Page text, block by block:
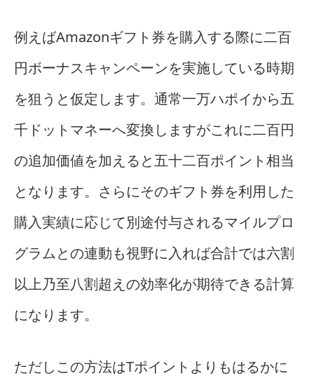
例えばAmazonギフト券を購入する際に二百
円ボーナスキャンペーンを実施している時期
を狙うと仮定します。通常一万ハポイから五
千ドットマネーへ変換しますがこれに二百円
の追加価値を加えると五十二百ポイント相当
となります。さらにそのギフト券を利用した
購入実績に応じて別途付与されるマイルプロ
グラムとの連動も視野に入れば合計では六割
以上乃至八割超えの効率化が期待できる計算
になります。
ただしこの方法はTポイントよりもはるかに